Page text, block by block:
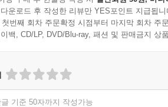
운로드 후 작성한 리뷰만 YES포인트 지급됩니
첫번째 회차 주문확정 시점부터 마지막 회차 주
백, CD/LP, DVD/Blu-ray, 패션 및 판매금지 상
글 기준 50자까지 작성가능